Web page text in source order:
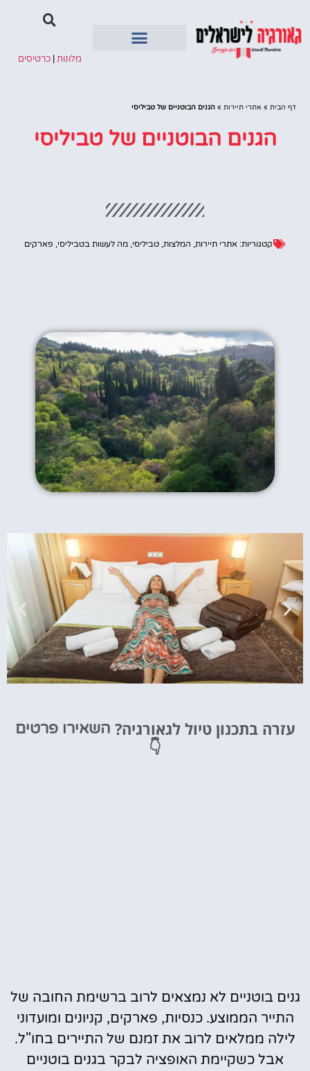
מלונות |כרטיסים
דף הבית » אתרי תיירות » הגנים הבוטניים של טביליסי
הגנים הבוטניים של טביליסי
קטגוריות: אתרי תיירות, המלצות, טביליסי, מה לעשות בטביליסי, פארקים
מציאת מלון
עזרה בתכנון טיול לגאורגיה? השאירו פרטים
👇
גנים בוטניים לא נמצאים לרוב ברשימת החובה של
התייר הממוצע. כנסיות, פארקים, קניונים ומועדוני
לילה ממלאים לרוב את זמנם של התיירים בחו"ל.
אבל כשקיימת האופציה לבקר בגנים בוטניים